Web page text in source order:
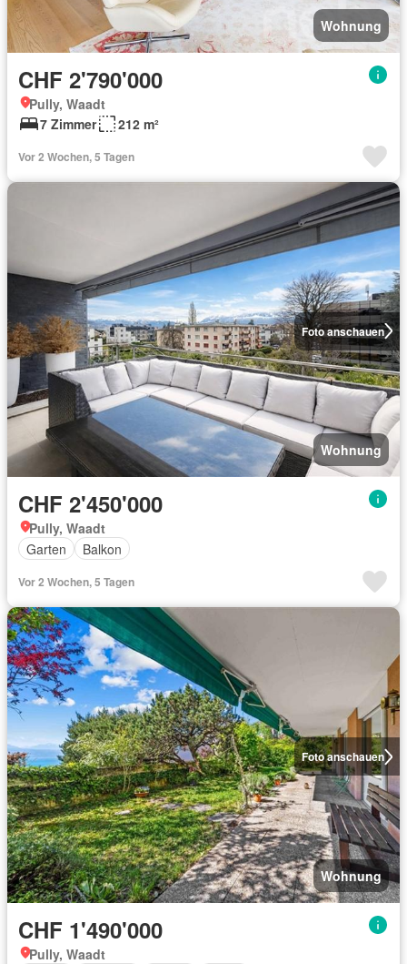
Wohnung
CHF 2'790'000
Pully, Waadt
7 Zimmer
212 m²
Vor 2 Wochen, 5 Tagen
Foto anschauen
Wohnung
CHF 2'450'000
Pully, Waadt
Garten
Balkon
Vor 2 Wochen, 5 Tagen
Foto anschauen
Wohnung
CHF 1'490'000
Pully, Waadt